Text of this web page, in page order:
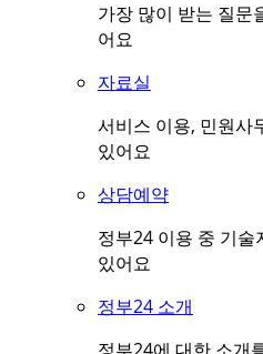
가장 많이 받는 질문
어요
자료실
서비스 이용, 민원사
있어요
상담예약
정부24 이용 중 기술
있어요
정부24 소개